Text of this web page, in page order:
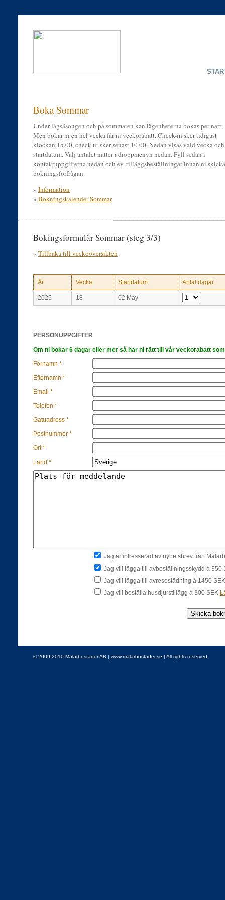
Boka Sommar
Under lågsäsongen och på sommaren kan lägenheterna bokas per natt.
Men bokar ni en hel vecka får ni veckorabatt. Check-in sker tidigast
klockan 15.00, check-ut sker senast 10.00. Nedan visas vald vecka och
startdatum. Välj antalet nätter i droppmenyn nedan. Fyll sedan i
kontaktuppgifterna nedan och ev. tilläggsbeställningar innan ni
bokningsförfrågan.
» Information
» Bokningskalender Sommar
Bokingsformulär Sommar (steg 3/3)
« Tillbaka till veckoöversikten
År Vecka Startdatum Antal dagar
2025 18 02 May
PERSONUPPGIFTER
Om ni bokar 6 dagar eller mer så har ni rätt till vår veckorabatt
Förnamn *
Efternamn *
Email *
Telefon *
Gatuadress *
Postnummer *
Ort *
Land *
Jag är intresserad av nyhetsbrev från
Jag vill lägga till avbeställningsskydd á 350
Jag vill lägga till avresestädning á 1450
Jag vill beställa husdjurstillägg á 300 SEK
© 2009-2010 Mälarbostäder AB | www.malarbostader.se | All rights reserved.